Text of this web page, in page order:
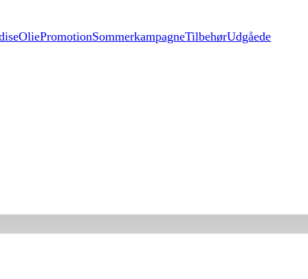
OliePromotionSommerkampagneTilbehørUdgåede